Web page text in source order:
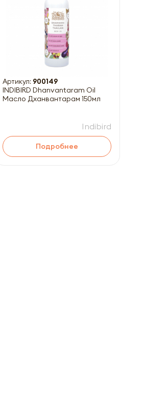
Артикул: 900149
INDIBIRD Dhanvantaram Oil
Масло Дханвантарам 150мл
Indibird
Подробнее